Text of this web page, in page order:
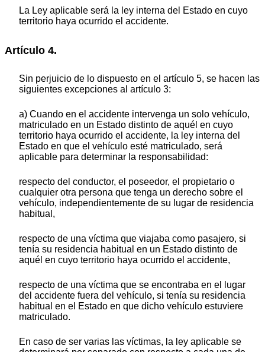
La Ley aplicable será la ley interna del Estado en cuyo
territorio haya ocurrido el accidente.
Artículo 4.
Sin perjuicio de lo dispuesto en el artículo 5, se hacen las
siguientes excepciones al artículo 3:
a) Cuando en el accidente intervenga un solo vehículo,
matriculado en un Estado distinto de aquél en cuyo
territorio haya ocurrido el accidente, la ley interna del
Estado en que el vehículo esté matriculado, será
aplicable para determinar la responsabilidad:
respecto del conductor, el poseedor, el propietario o
cualquier otra persona que tenga un derecho sobre el
vehículo, independientemente de su lugar de residencia
habitual,
respecto de una víctima que viajaba como pasajero, si
tenía su residencia habitual en un Estado distinto de
aquél en cuyo territorio haya ocurrido el accidente,
respecto de una víctima que se encontraba en el lugar
del accidente fuera del vehículo, si tenía su residencia
habitual en el Estado en que dicho vehículo estuviere
matriculado.
En caso de ser varias las víctimas, la ley aplicable se